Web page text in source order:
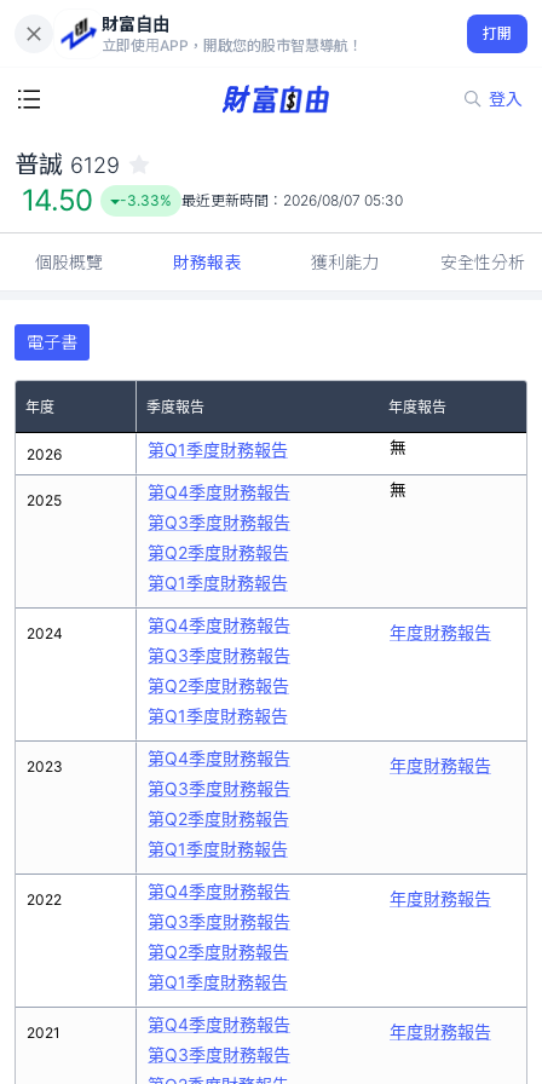
財富自由
立即使用APP，開啟您的股市智慧導航！
打開
登入
14.50
-3.33%
普誠 6129
14.50 -3.33% 最近更新時間： 2026/08/07 05:30
個股概覽 財務報表 獲利能力 安全性分析
電子書
年度 季度報告 年度報告
2026
2025
2024
2023
2022
2021
第Q1季度財務報告 無
第Q4季度財務報告
第Q3季度財務報告
第Q2季度財務報告
第Q1季度財務報告
無
第Q4季度財務報告
第Q3季度財務報告
第Q2季度財務報告
第Q1季度財務報告
年度財務報告
第Q4季度財務報告
第Q3季度財務報告
第Q2季度財務報告
第Q1季度財務報告
年度財務報告
第Q4季度財務報告
第Q3季度財務報告
第Q2季度財務報告
第Q1季度財務報告
年度財務報告
第Q4季度財務報告
第Q3季度財務報告
年度財務報告